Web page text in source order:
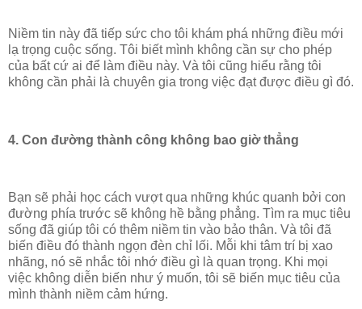
Niềm tin này đã tiếp sức cho tôi khám phá những điều mới
lạ trọng cuộc sống. Tôi biết mình không cần sự cho phép
của bất cứ ai để làm điều này. Và tôi cũng hiểu rằng tôi
không cần phải là chuyên gia trong việc đạt được điều gì đó.
4. Con đường thành công không bao giờ thẳng
Bạn sẽ phải học cách vượt qua những khúc quanh bởi con
đường phía trước sẽ không hề bằng phẳng. Tìm ra mục tiêu
sống đã giúp tôi có thêm niềm tin vào bảo thân. Và tôi đã
biến điều đó thành ngọn đèn chỉ lối. Mỗi khi tâm trí bị xao
nhãng, nó sẽ nhắc tôi nhớ điều gì là quan trọng. Khi mọi
việc không diễn biến như ý muốn, tôi sẽ biến mục tiêu của
mình thành niềm cảm hứng.